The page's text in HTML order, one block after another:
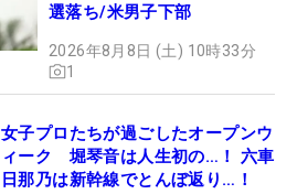
選落ち/米男子下部
2026年8月8日 (土) 10時33分
1
女子プロたちが過ごしたオープンウ
ィーク 堀琴音は人生初の…！ 六車
日那乃は新幹線でとんぼ返り…！